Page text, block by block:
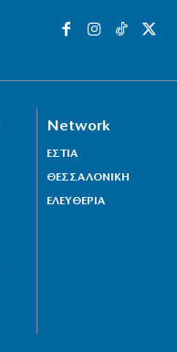
Network
ΕΣΤΙΑ
ΘΕΣΣΑΛΟΝΙΚΗ
ΕΛΕΥΘΕΡΙΑ